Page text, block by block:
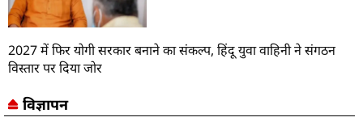
2027 में फिर योगी सरकार बनाने का संकल्प, हिंदू युवा वाहिनी ने संगठन
विस्तार पर दिया जोर
विज्ञापन